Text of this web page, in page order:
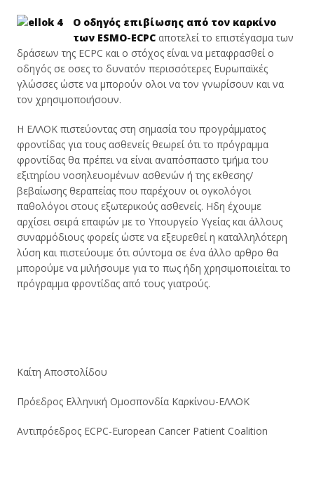
Ο οδηγός επιβίωσης από τον καρκίνο
των ESMO-ΕCPC αποτελεί το επιστέγασμα των
δράσεων της ΕCPC και ο στόχος είναι να μεταφρασθεί ο
οδηγός σε οσες το δυνατόν περισσότερες Ευρωπαϊκές
γλώσσες ώστε να μπορούν ολοι να τον γνωρίσουν και να
τον χρησιμοποιήσουν.
Η ΕΛΛΟΚ πιστεύοντας στη σημασία του προγράμματος
φροντίδας για τους ασθενείς θεωρεί ότι το πρόγραμμα
φροντίδας θα πρέπει να είναι αναπόσπαστο τμήμα του
εξιτηρίου νοσηλευομένων ασθενών ή της εκθεσης/
βεβαίωσης θεραπείας που παρέχουν οι ογκολόγοι
παθολόγοι στους εξωτερικούς ασθενείς. Ηδη έχουμε
αρχίσει σειρά επαφών με το Υπουργείο Υγείας και άλλους
συναρμόδιους φορείς ώστε να εξευρεθεί η καταλληλότερη
λύση και πιστεύουμε ότι σύντομα σε ένα άλλο αρθρο θα
μπορούμε να μιλήσουμε για το πως ήδη χρησιμοποιείται το
πρόγραμμα φροντίδας από τους γιατρούς.
Καίτη Αποστολίδου
Πρόεδρος Ελληνική Ομοσπονδία Καρκίνου-ΕΛΛΟΚ
Αντιπρόεδρος ECPC-European Cancer Patient Coalition